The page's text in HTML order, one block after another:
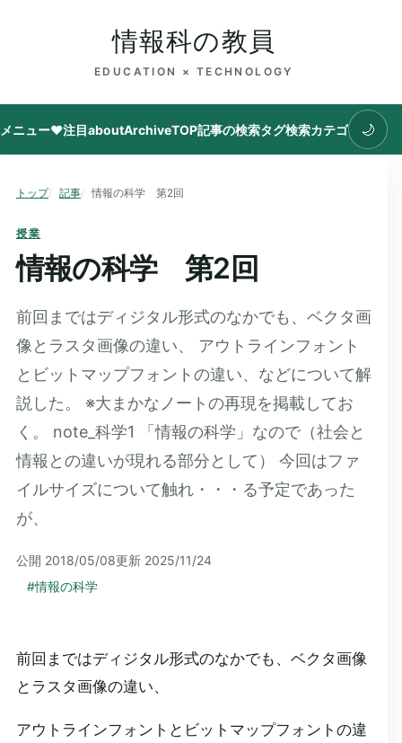
情報科の教員
EDUCATION × TECHNOLOGY
メニュー♥注目aboutArchiveTOP記事の検索タグ検索カテゴリ 🌙
トップ 記事 情報の科学 第2回
授業
情報の科学 第2回
前回まではディジタル形式のなかでも、ベクタ画
像とラスタ画像の違い、 アウトラインフォント
とビットマップフォントの違い、などについて解
説した。 ※大まかなノートの再現を掲載してお
く。 note_科学1 「情報の科学」なので（社会と
情報との違いが現れる部分として） 今回はファ
イルサイズについて触れ・・・る予定であった
が、
公開 2018/05/08更新 2025/11/24
#情報の科学
前回まではディジタル形式のなかでも、ベクタ画像
とラスタ画像の違い、
アウトラインフォントとビットマップフォントの違